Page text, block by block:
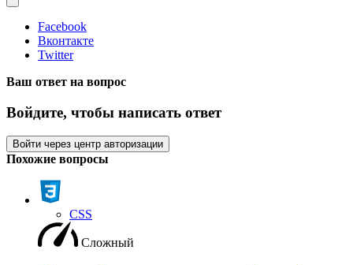
Facebook
Вконтакте
Twitter
Ваш ответ на вопрос
Войдите, чтобы написать ответ
Войти через центр авторизации
Похожие вопросы
CSS
Сложный